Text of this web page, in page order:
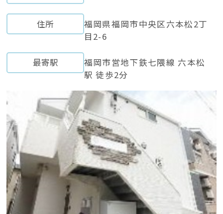
住所
福岡県福岡市中央区六本松2丁
目2-6
最寄駅
福岡市営地下鉄七隈線 六本松
駅 徒歩2分